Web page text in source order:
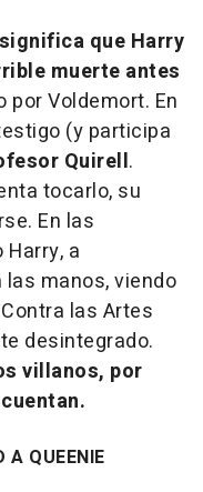
que Harry
muerte antes
por Voldemort. En
(y participa
Quirell.
tocarlo, su
En las
a
manos, viendo
las Artes
desintegrado.
villanos, por
A QUEENIE